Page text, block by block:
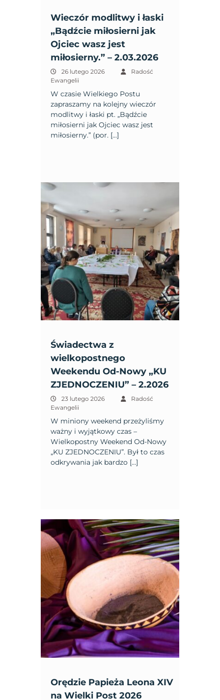
Wieczór modlitwy i łaski
„Bądźcie miłosierni jak
Ojciec wasz jest
miłosierny.” – 2.03.2026
26 lutego 2026
Radość
Ewangelii
W czasie Wielkiego Postu
zapraszamy na kolejny wieczór
modlitwy i łaski pt. „Bądźcie
miłosierni jak Ojciec wasz jest
miłosierny.” (por. […]
Świadectwa z
wielkopostnego
Weekendu Od-Nowy „KU
ZJEDNOCZENIU” – 2.2026
23 lutego 2026
Radość
Ewangelii
W miniony weekend przeżyliśmy
ważny i wyjątkowy czas –
Wielkopostny Weekend Od-Nowy
„KU ZJEDNOCZENIU”. Był to czas
odkrywania jak bardzo […]
Orędzie Papieża Leona XIV
na Wielki Post 2026